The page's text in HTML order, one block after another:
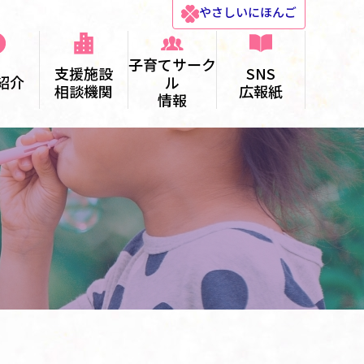
やさしいにほんご
介
支援施設
相談機関
子育てサーク
ル
情報
SNS
広報紙